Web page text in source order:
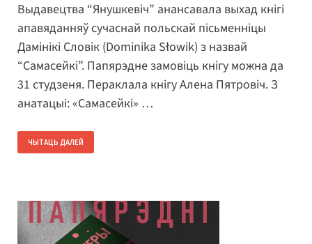
Выдавецтва “Янушкевіч” анансавала выхад кнігі
апавяданняў сучаснай польскай пісьменніцы
Дамінікі Словік (Dominika Słowik) з назвай
“Самасейкі”. Папярэдне замовіць кнігу можна да
31 студзеня. Пераклала кнігу Алена Пятровіч. З
анатацыі: «Самасейкі» …
ЧЫТАЦЬ ДАЛЕЙ